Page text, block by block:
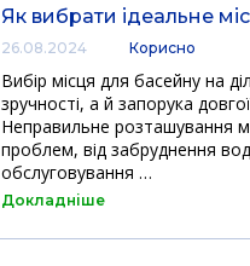
Як вибрати ідеальне
26.08.2024 Корисно
Вибір місця для басейну на
зручності, а й запорука
Неправильне розташування
проблем, від забруднення
обслуговування …
Докладніше